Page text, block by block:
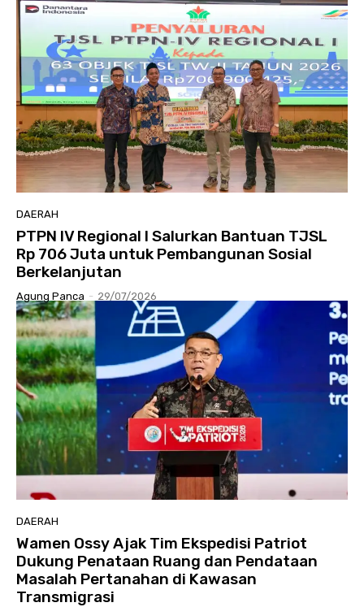
DAERAH
PTPN IV Regional I Salurkan Bantuan TJSL
Rp 706 Juta untuk Pembangunan Sosial
Berkelanjutan
Agung Panca - 29/07/2026
DAERAH
Wamen Ossy Ajak Tim Ekspedisi Patriot
Dukung Penataan Ruang dan Pendataan
Masalah Pertanahan di Kawasan
Transmigrasi